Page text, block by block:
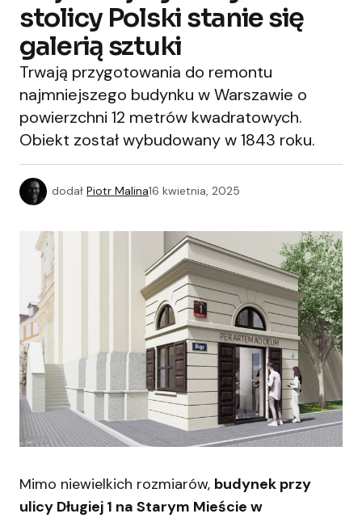
stolicy Polski stanie się
galerią sztuki
Trwają przygotowania do remontu
najmniejszego budynku w Warszawie o
powierzchni 12 metrów kwadratowych.
Obiekt został wybudowany w 1843 roku.
dodał Piotr Malina16 kwietnia, 2025
Mimo niewielkich rozmiarów, budynek przy
ulicy Długiej 1 na Starym Mieście w